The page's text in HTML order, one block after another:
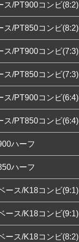
ス/PT900コンビ(8:2)
ス/PT850コンビ(8:2)
ス/PT900コンビ(7:3)
ス/PT850コンビ(7:3)
ス/PT900コンビ(6:4)
ス/PT850コンビ(6:4)
ハーフ
ハーフ
ース/K18コンビ(9:1)
ース/K18コンビ(9:1)
ース/K18コンビ(8:2)